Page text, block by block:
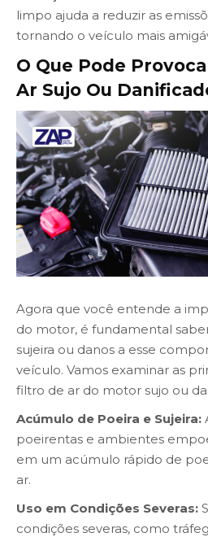
limpo ajuda a reduzir as
tornando o veículo mais
O Que Pode
Ar Sujo Ou
Agora que você entende a
do motor, é fundamental
sujeira ou danos a esse
veículo. Vamos examinar as
filtro de ar do motor sujo ou
Acúmulo de Poeira e Sujeira:
poeirentas e ambientes
em um acúmulo rápido de
ar.
Uso em Condições Severas:
condições severas, como